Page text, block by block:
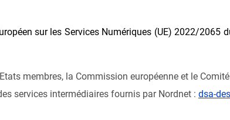
sur les Services Numériques (UE) 2022/2065
membres, la Commission européenne et le
services intermédiaires fournis par Nordnet : dsa-